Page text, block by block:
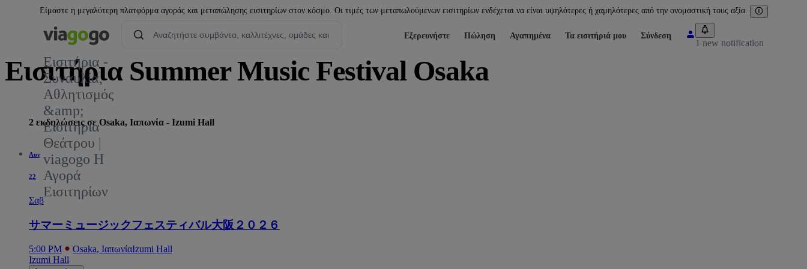
Είμαστε η μεγαλύτερη πλατφόρμα αγοράς και μεταπώλησης εισιτηρίων στον κόσμο. Οι τιμές των μεταπωλούμενων εισιτηρίων ενδέχεται να είναι υψηλότερες ή χαμηλότερες από την ονομαστική τους αξία.
Εισιτήρια -
Συναυλία,
Αθλητισμός
&amp;
Εισιτήρια
Θεάτρου |
viagogo Η
Αγορά
Εισιτηρίων
Εξερευνήστε Πώληση Αγαπημένα Τα εισιτήριά μου Σύνδεση
1 new notification
Εισιτήρια Summer Music Festival Osaka
2 εκδηλώσεις σε Osaka, Ιαπωνία - Izumi Hall
Αυγ
22
Σαβ
サマーミュージックフェスティバル大阪２０２６
5:00 PM Osaka, ΙαπωνίαIzumi Hall
Izumi Hall